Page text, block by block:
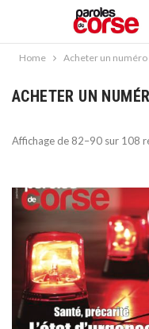
Home Acheter un numéro
ACHETER UN
Affichage de 82–90 sur 108